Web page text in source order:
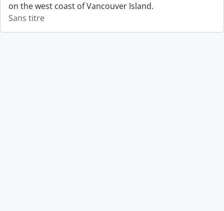
on the west coast of Vancouver Island.
Sans titre